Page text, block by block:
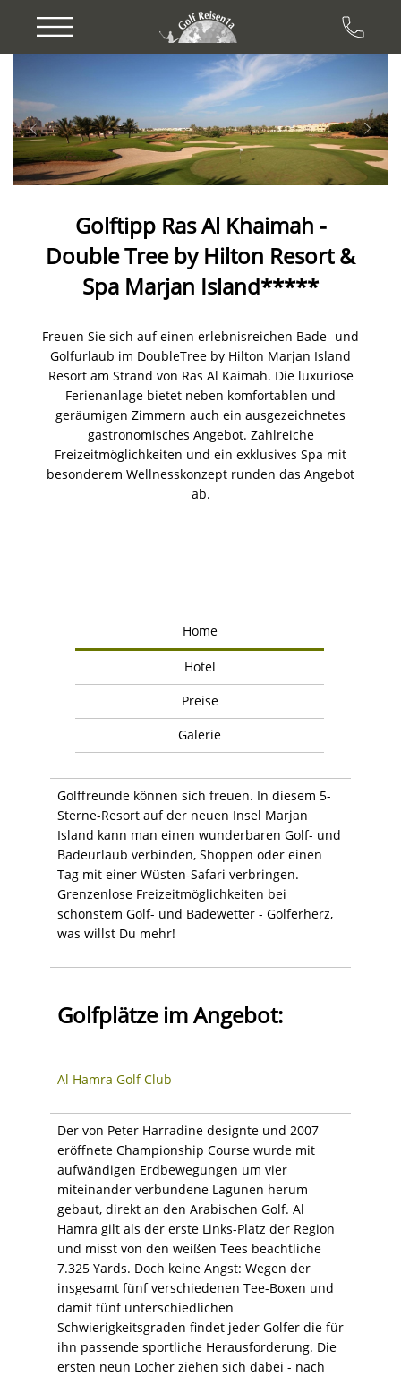
Golftipp Ras Al Khaimah -
Double Tree by Hilton Resort &
Spa Marjan Island*****
Freuen Sie sich auf einen erlebnisreichen Bade- und
Golfurlaub im DoubleTree by Hilton Marjan Island
Resort am Strand von Ras Al Kaimah. Die luxuriöse
Ferienanlage bietet neben komfortablen und
geräumigen Zimmern auch ein ausgezeichnetes
gastronomisches Angebot. Zahlreiche
Freizeitmöglichkeiten und ein exklusives Spa mit
besonderem Wellnesskonzept runden das Angebot
ab.
Home
Hotel
Preise
Galerie
Golffreunde können sich freuen. In diesem 5-
Sterne-Resort auf der neuen Insel Marjan
Island kann man einen wunderbaren Golf- und
Badeurlaub verbinden, Shoppen oder einen
Tag mit einer Wüsten-Safari verbringen.
Grenzenlose Freizeitmöglichkeiten bei
schönstem Golf- und Badewetter - Golferherz,
was willst Du mehr!
Golfplätze im Angebot:
Al Hamra Golf Club
Der von Peter Harradine designte und 2007
eröffnete Championship Course wurde mit
aufwändigen Erdbewegungen um vier
miteinander verbundene Lagunen herum
gebaut, direkt an den Arabischen Golf. Al
Hamra gilt als der erste Links-Platz der Region
und misst von den weißen Tees beachtliche
7.325 Yards. Doch keine Angst: Wegen der
insgesamt fünf verschiedenen Tee-Boxen und
damit fünf unterschiedlichen
Schwierigkeitsgraden findet jeder Golfer die für
ihn passende sportliche Herausforderung. Die
ersten neun Löcher ziehen sich dabei - nach